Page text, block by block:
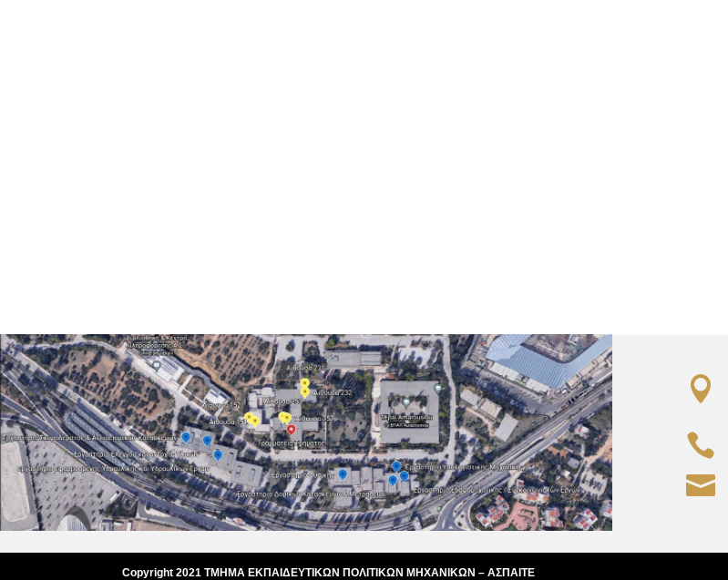



Copyright 2021 ΤΜΗΜΑ ΕΚΠΑΙΔΕΥΤΙΚΩΝ ΠΟΛΙΤΙΚΩΝ ΜΗΧΑΝΙΚΩΝ – ΑΣΠΑΙΤΕ